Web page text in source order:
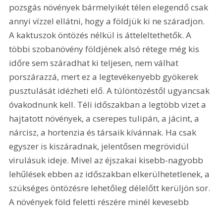
pozsgás növények bármelyikét télen elegendő csak
annyi vízzel ellátni, hogy a földjük ki ne száradjon.
A kaktuszok öntözés nélkül is átteleltethetők. A
többi szobanövény földjének alsó rétege még kis
időre sem száradhat ki teljesen, nem válhat
porszárazzá, mert ez a legtevékenyebb gyökerek
pusztulását idézheti elő. A túlöntözéstől ugyancsak
óvakodnunk kell. Téli időszakban a legtöbb vizet a
hajtatott növények, a cserepes tulipán, a jácint, a
nárcisz, a hortenzia és társaik kívánnak. Ha csak
egyszer is kiszáradnak, jelentősen megrövidül
virulásuk ideje. Mivel az éjszakai kisebb-nagyobb
lehűlések ebben az időszakban elkerülhetetlenek, a
szükséges öntözésre lehetőleg délelőtt kerüljön sor.
A növények föld feletti részére minél kevesebb